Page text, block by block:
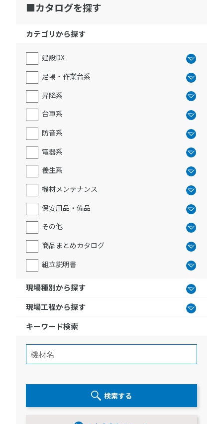
カタログを探す
カテゴリから探す
建設DX
足場・作業台系
昇降系
台車系
防音系
電器系
養生系
機材メンテナンス
保安用品・備品
その他
商品まとめカタログ
組立説明書
現場種別から探す
現場工程から探す
キーワード検索
検索する